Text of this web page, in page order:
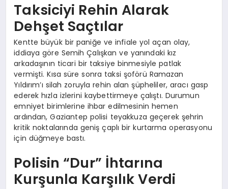
Taksiciyi Rehin Alarak
Dehşet Saçtılar
Kentte büyük bir paniğe ve infiale yol açan olay,
iddiaya göre Semih Çalışkan ve yanındaki kız
arkadaşının ticari bir taksiye binmesiyle patlak
vermişti. Kısa süre sonra taksi şoförü Ramazan
Yıldırım’ı silah zoruyla rehin alan şüpheliler, aracı gasp
ederek hızla izlerini kaybettirmeye çalıştı. Durumun
emniyet birimlerine ihbar edilmesinin hemen
ardından, Gaziantep polisi teyakkuza geçerek şehrin
kritik noktalarında geniş çaplı bir kurtarma operasyonu
için düğmeye bastı.
Polisin “Dur” İhtarına
Kurşunla Karşılık Verdi